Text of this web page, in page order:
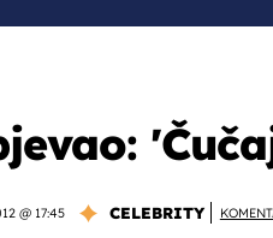
@ 17:45 CELEBRITY